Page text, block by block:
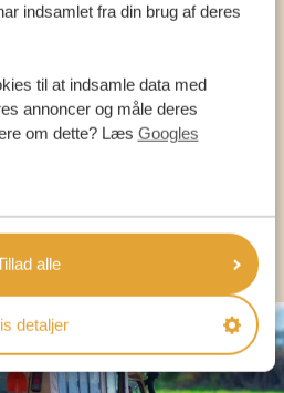
indsamlet fra din brug af deres
til at indsamle data med
annoncer og måle deres
om dette? Læs Googles
alle
detaljer
DIG
OS